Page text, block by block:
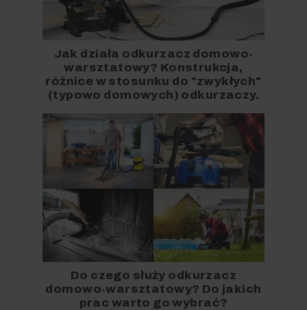
Jak działa odkurzacz domowo-
warsztatowy? Konstrukcja,
różnice w stosunku do "zwykłych"
(typowo domowych) odkurzaczy.
Do czego służy odkurzacz
domowo-warsztatowy? Do jakich
prac warto go wybrać?